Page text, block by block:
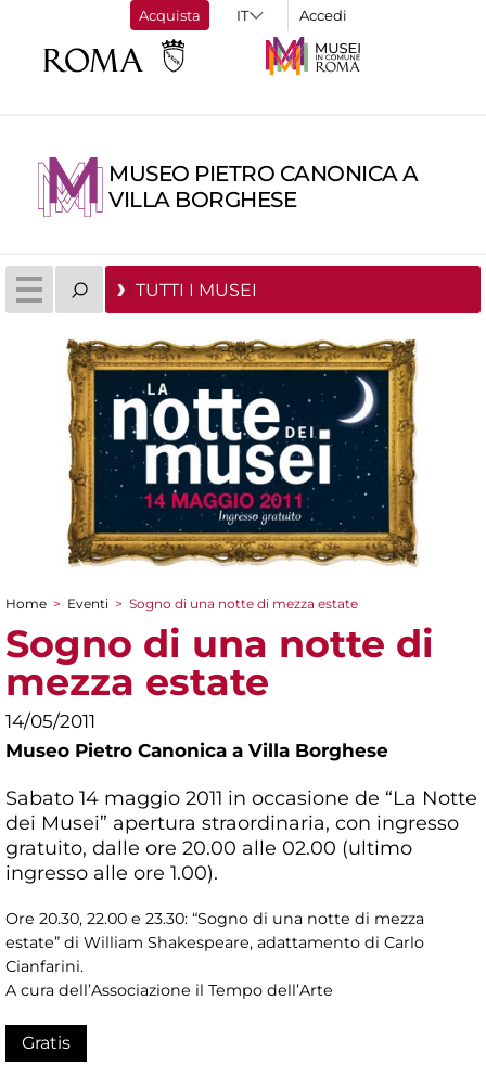
Acquista Accedi
MUSEO PIETRO CANONICA A
VILLA BORGHESE
TUTTI I MUSEI
Tu sei qui
Home > Eventi > Sogno di una notte di mezza estate
Sogno di una notte di
mezza estate
14/05/2011
Museo Pietro Canonica a Villa Borghese
Sabato 14 maggio 2011 in occasione de “La Notte
dei Musei” apertura straordinaria, con ingresso
gratuito, dalle ore 20.00 alle 02.00 (ultimo
ingresso alle ore 1.00).
Ore 20.30, 22.00 e 23.30: “Sogno di una notte di mezza
estate” di William Shakespeare, adattamento di Carlo
Cianfarini.
A cura dell’Associazione il Tempo dell’Arte
Gratis